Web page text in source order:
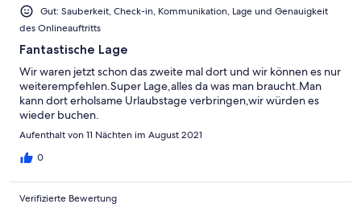
Gut: Sauberkeit, Check-in, Kommunikation, Lage und Genauigkeit
des Onlineauftritts
Fantastische Lage
Wir waren jetzt schon das zweite mal dort und wir können es nur
weiterempfehlen.Super Lage,alles da was man braucht.Man
kann dort erholsame Urlaubstage verbringen,wir würden es
wieder buchen.
Aufenthalt von 11 Nächten im August 2021
0
Verifizierte Bewertung